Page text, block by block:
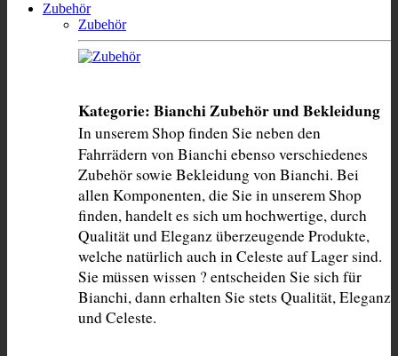
Zubehör
Zubehör
Kategorie: Bianchi Zubehör und Bekleidung
In unserem Shop finden Sie neben den
Fahrrädern von Bianchi ebenso verschiedenes
Zubehör sowie Bekleidung von Bianchi. Bei
allen Komponenten, die Sie in unserem Shop
finden, handelt es sich um hochwertige, durch
Qualität und Eleganz überzeugende Produkte,
welche natürlich auch in Celeste auf Lager sind.
Sie müssen wissen ? entscheiden Sie sich für
Bianchi, dann erhalten Sie stets Qualität, Eleganz
und Celeste.